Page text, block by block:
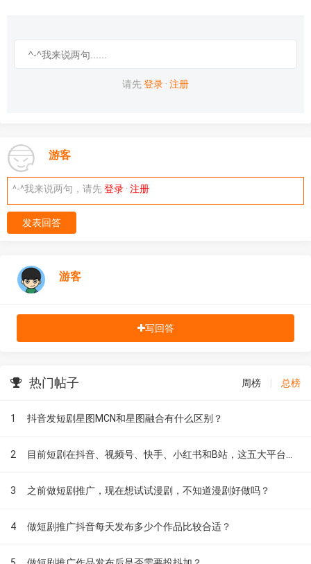
请先登录 · 注册
游客
^-^我来说两句，请先登录 · 注册
发表回答
游客
写回答
热门帖子 周榜 总榜
1 抖音发短剧星图MCN和星图融合有什么区别？
2
3 之前做短剧推广，现在想试试漫剧，不知道漫剧好做吗？
4 做短剧推广抖音每天发布多少个作品比较合适？